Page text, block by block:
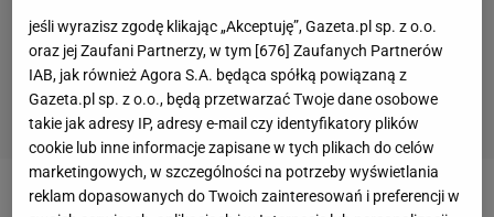
BRIDGET JONES
jeśli wyrazisz zgodę klikając „Akceptuję”, Gazeta.pl sp. z o.o.
oraz jej Zaufani Partnerzy, w tym [ 676 ] Zaufanych Partnerów
IAB, jak również Agora S.A. będąca spółką powiązaną z
Gazeta.pl sp. z o.o., będą przetwarzać Twoje dane osobowe
takie jak adresy IP, adresy e-mail czy identyfikatory plików
cookie lub inne informacje zapisane w tych plikach do celów
marketingowych, w szczególności na potrzeby wyświetlania
reklam dopasowanych do Twoich zainteresowań i preferencji w